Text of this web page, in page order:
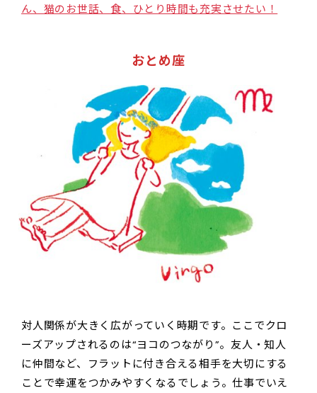
ん、猫のお世話、食、ひとり時間も充実させたい！
おとめ座
対人関係が大きく広がっていく時期です。ここでクロ
ーズアップされるのは“ヨコのつながり”。友人・知人
に仲間など、フラットに付き合える相手を大切にする
ことで幸運をつかみやすくなるでしょう。仕事でいえ